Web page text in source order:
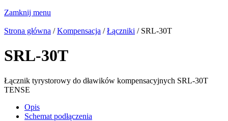
Zamknij menu
Strona główna /Kompensacja /Łączniki / SRL-30T
SRL-30T
Łącznik tyrystorowy do dławików kompensacyjnych SRL-30T
TENSE
Opis
Schemat podłączenia